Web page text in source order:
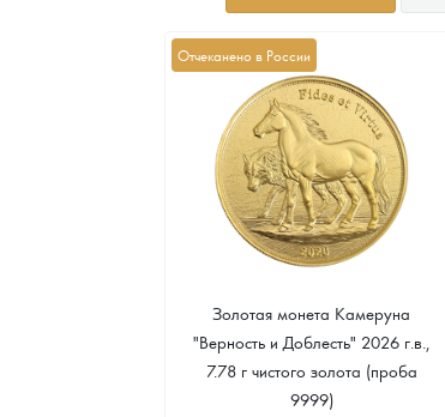
Отчеканено в России
Золотая монета Камеруна
"Верность и Доблесть" 2026 г.в.,
7.78 г чистого золота (проба
9999)